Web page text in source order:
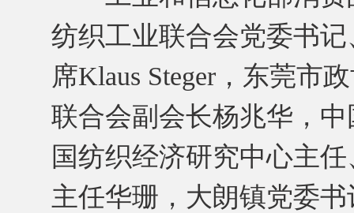
纺织工业联合会党委书
席Klaus Steger，东莞市
联合会副会长杨兆华，
国纺织经济研究中心主
主任华珊，大朗镇党委